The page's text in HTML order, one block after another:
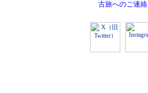
古旅へのご連絡